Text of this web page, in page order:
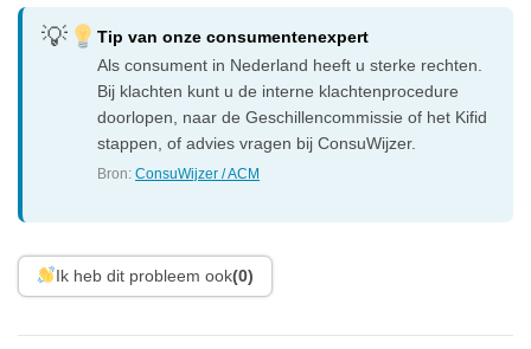
Tip van onze consumentenexpert
Als consument in Nederland heeft u sterke rechten.
Bij klachten kunt u de interne klachtenprocedure
doorlopen, naar de Geschillencommissie of het Kifid
stappen, of advies vragen bij ConsuWijzer.
Bron:ConsuWijzer / ACM
Ik heb dit probleem ook(0)